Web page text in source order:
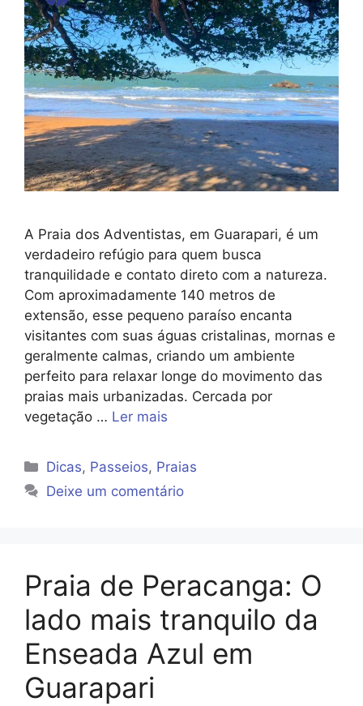
A Praia dos Adventistas, em Guarapari, é um
verdadeiro refúgio para quem busca
tranquilidade e contato direto com a natureza.
Com aproximadamente 140 metros de
extensão, esse pequeno paraíso encanta
visitantes com suas águas cristalinas, mornas e
geralmente calmas, criando um ambiente
perfeito para relaxar longe do movimento das
praias mais urbanizadas. Cercada por
vegetação … Ler mais
Categorias
Dicas, Passeios, Praias
Deixe um comentário
Praia de Peracanga: O
lado mais tranquilo da
Enseada Azul em
Guarapari